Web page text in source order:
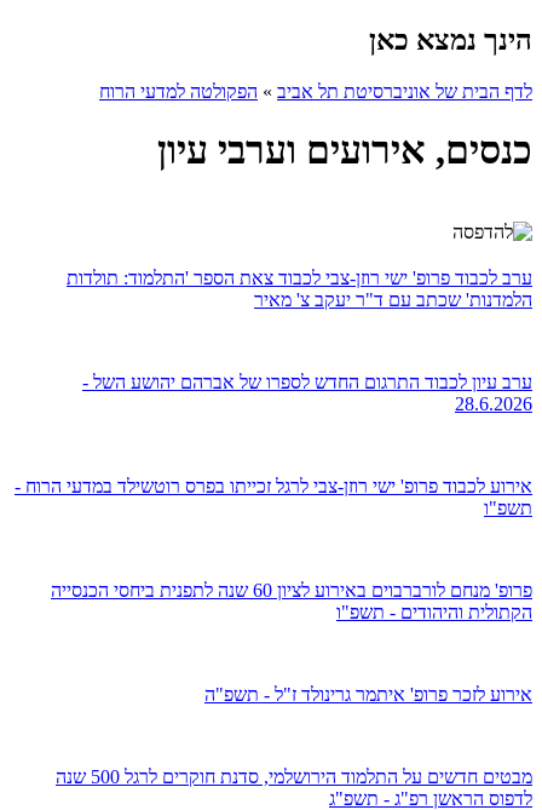
הינך נמצא כאן
לדף הבית של אוניברסיטת תל אביב » הפקולטה למדעי הרוח
כנסים, אירועים וערבי עיון
ערב לכבוד פרופ' ישי רוזן-צבי לכבוד צאת הספר 'התלמוד: תולדות
הלמדנות' שכתב עם ד"ר יעקב צ' מאיר
ערב עיון לכבוד התרגום החדש לספרו של אברהם יהושע השל -
28.6.2026
אירוע לכבוד פרופ' ישי רוזן-צבי לרגל זכייתו בפרס רוטשילד במדעי הרוח -
תשפ"ו
פרופ' מנחם לורברבוים באירוע לציון 60 שנה לתפנית ביחסי הכנסייה
הקתולית והיהודים - תשפ"ו
אירוע לזכר פרופ' איתמר גרינולד ז"ל - תשפ"ה
מבטים חדשים על התלמוד הירושלמי, סדנת חוקרים לרגל 500 שנה
לדפוס הראשן רפ"ג - תשפ"ג